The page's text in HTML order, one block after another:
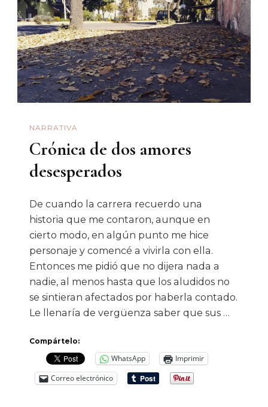
Destrucción
Anímica
NARRATIVA
Crónica de dos amores
desesperados
De cuando la carrera recuerdo una
historia que me contaron, aunque en
cierto modo, en algún punto me hice
personaje y comencé a vivirla con ella.
Entonces me pidió que no dijera nada a
nadie, al menos hasta que los aludidos no
se sintieran afectados por haberla contado.
Le llenaría de vergüenza saber que sus …
Compártelo:
WhatsApp
Imprimir
Correo electrónico